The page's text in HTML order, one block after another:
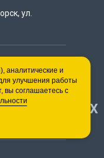
ул.
25
35
НАВЕРХ
аналитические и
улучшения работы
вы соглашаетесь с